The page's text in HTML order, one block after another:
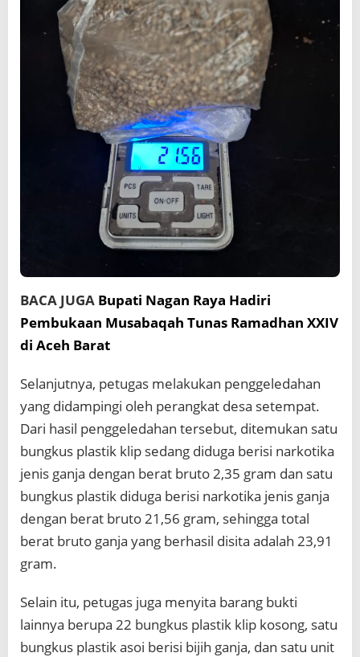
BACA JUGA Bupati Nagan Raya Hadiri
Pembukaan Musabaqah Tunas Ramadhan XXIV
di Aceh Barat
Selanjutnya, petugas melakukan penggeledahan
yang didampingi oleh perangkat desa setempat.
Dari hasil penggeledahan tersebut, ditemukan satu
bungkus plastik klip sedang diduga berisi narkotika
jenis ganja dengan berat bruto 2,35 gram dan satu
bungkus plastik diduga berisi narkotika jenis ganja
dengan berat bruto 21,56 gram, sehingga total
berat bruto ganja yang berhasil disita adalah 23,91
gram.
Selain itu, petugas juga menyita barang bukti
lainnya berupa 22 bungkus plastik klip kosong, satu
bungkus plastik asoi berisi bijih ganja, dan satu unit